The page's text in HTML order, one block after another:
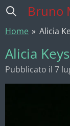
Vai
contenuto
principale
Bruno
Home » Alicia
Alicia
Pubblicato il 7